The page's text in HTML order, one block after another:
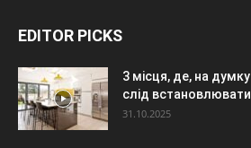
EDITOR PICKS
3 місця, де, на
слід
31.10.2025